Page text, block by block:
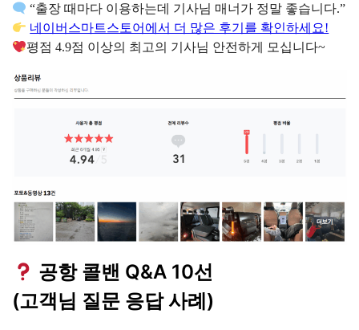
“출장 때마다 이용하는데 기사님 매너가 정말 좋습니다.”
네이버스마트스토어에서 더 많은 후기를 확인하세요!
평점 4.9점 이상의 최고의 기사님 안전하게 모십니다~
공항 콜밴 Q&A 10선
(고객님 질문 응답 사례)